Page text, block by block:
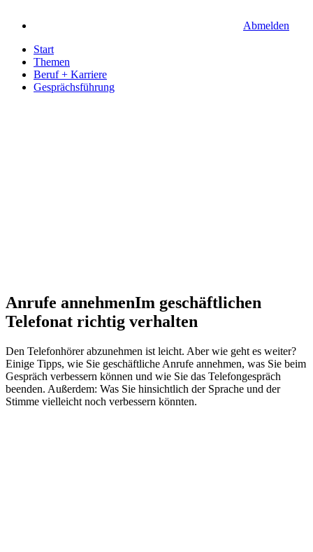
Abmelden
Start
Themen
Beruf + Karriere
Gesprächsführung
Anrufe annehmenIm geschäftlichen
Telefonat richtig verhalten
Den Telefonhörer abzunehmen ist leicht. Aber wie geht es weiter?
Einige Tipps, wie Sie geschäftliche Anrufe annehmen, was Sie beim
Gespräch verbessern können und wie Sie das Telefongespräch
beenden. Außerdem: Was Sie hinsichtlich der Sprache und der
Stimme vielleicht noch verbessern könnten.